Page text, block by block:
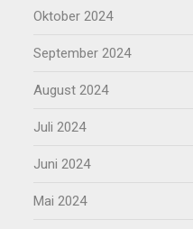
Oktober 2024
September 2024
August 2024
Juli 2024
Juni 2024
Mai 2024